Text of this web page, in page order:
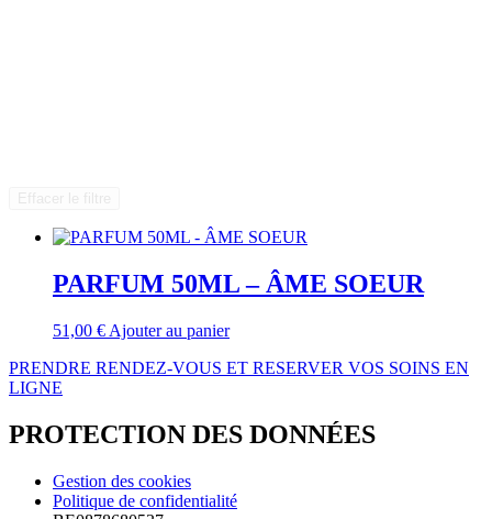
PARFUM 50ML – ÂME SOEUR
51,00 € Ajouter au panier
PRENDRE RENDEZ-VOUS ET RESERVER VOS SOINS EN
LIGNE
PROTECTION DES DONNÉES
Gestion des cookies
Politique de confidentialité